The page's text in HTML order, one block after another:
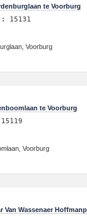
te Voorburg
: 15131
Voorburg
te Voorburg
Voorburg
Van Wassenaer